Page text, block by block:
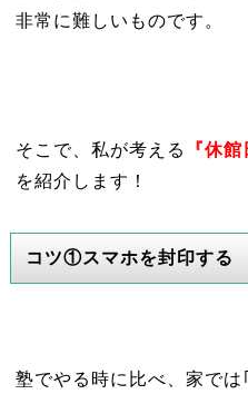
非常に難しいものです。
そこで、私が考える
『休
を紹介します！
コツ①スマホを封印する
塾でやる時に比べ、家では